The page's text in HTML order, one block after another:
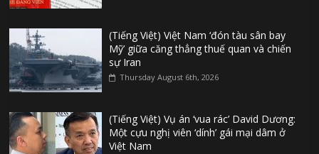
(Tiếng Việt) Việt Nam ‘đón tàu sân bay
Mỹ’ giữa căng thẳng thuế quan và chiến
sự Iran
Thursday August 6th, 2026
(Tiếng Việt) Vụ án ‘vua rác’ David Dương:
Một cựu nghị viên ‘dính’ gái mại dâm ở
Việt Nam